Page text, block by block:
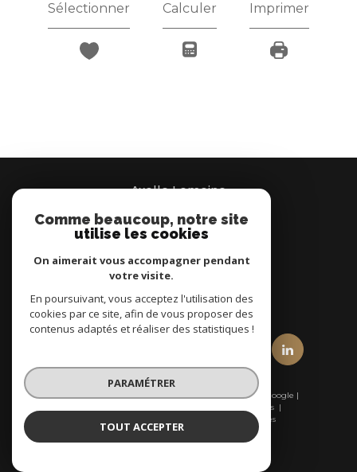
Sélectionner Calculer Imprimer
Axelle Lemoine
07 66 95 37 00
nous suivre sur
© 2026 | Tous droits réservés | Traduction powered by Google |
Mentions légales
Cookies
Comme beaucoup, notre site
utilise les cookies
On aimerait vous accompagner pendant
votre visite.
En poursuivant, vous acceptez l'utilisation des
cookies par ce site, afin de vous proposer des
contenus adaptés et réaliser des statistiques !
PARAMÉTRER
TOUT ACCEPTER